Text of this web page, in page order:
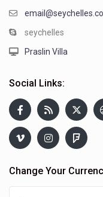
seychelles
Praslin Villa
Social Links:
Change Your